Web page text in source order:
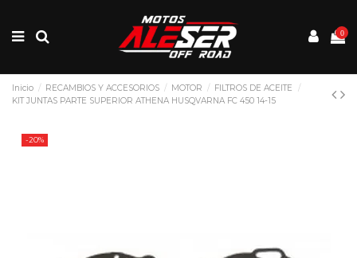
0
Inicio RECAMBIOS Y ACCESORIOS MOTOR
FILTROS DE ACEITE
KIT JUNTAS PARTE SUPERIOR ATHENA HUSQVARNA FC 450 14-15
-20%